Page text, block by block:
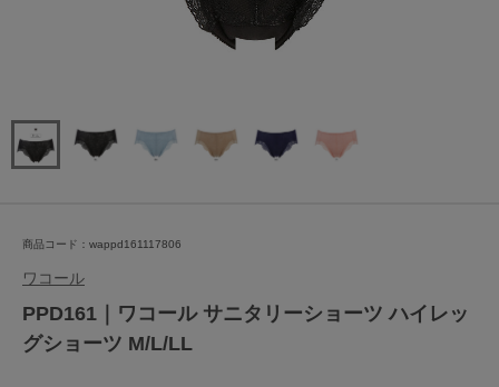
商品コード：wappd161117806
ワコール
PPD161｜ワコール サニタリーショーツ ハイレッ
グショーツ M/L/LL